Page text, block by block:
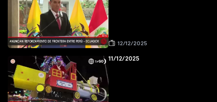
12/12/2025
11/12/2025